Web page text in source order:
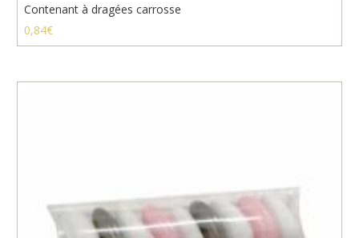
Contenant à dragées carrosse
0,84€